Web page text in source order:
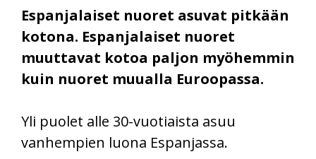
Espanjalaiset nuoret asuvat pitkään
kotona. Espanjalaiset nuoret
muuttavat kotoa paljon myöhemmin
kuin nuoret muualla Euroopassa.
Yli puolet alle 30-vuotiaista asuu
vanhempien luona Espanjassa.